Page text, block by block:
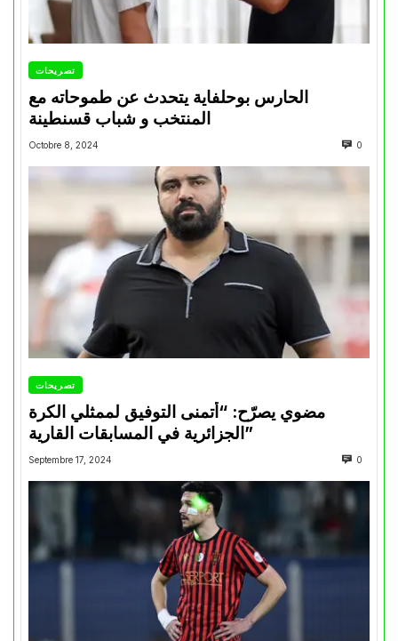
تصريحات
الحارس بوحلفاية يتحدث عن طموحاته مع
المنتخب و شباب قسنطينة
Octobre 8, 2024 0
تصريحات
مضوي يصرّح: “أتمنى التوفيق لممثلي الكرة
الجزائرية في المسابقات القارية”
Septembre 17, 2024 0